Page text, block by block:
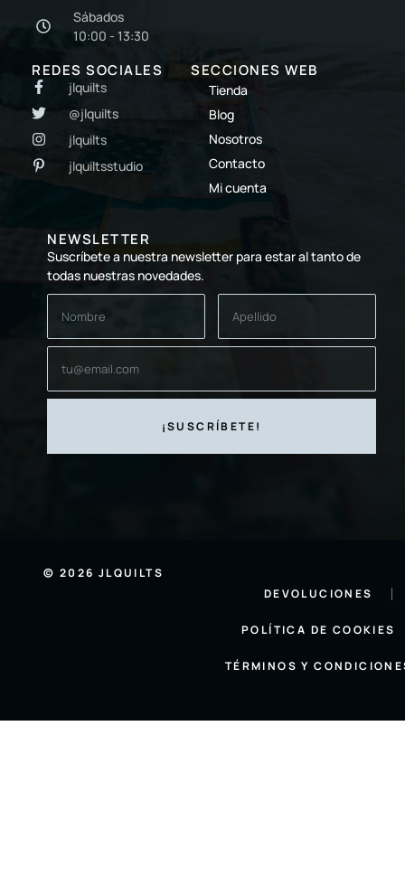
Sábados
10:00 - 13:30
REDES SOCIALES
jlquilts
@jlquilts
jlquilts
jlquiltsstudio
SECCIONES WEB
Tienda
Blog
Nosotros
Contacto
Mi cuenta
NEWSLETTER
Suscríbete a nuestra newsletter para estar al tanto de
todas nuestras novedades.
© 2026 JLQUILTS
DEVOLUCIONES
POLÍTICA DE COOKIES
TÉRMINOS Y